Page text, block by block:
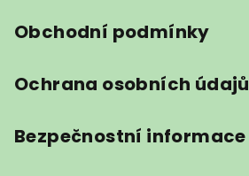
Obchodní podmínky
Ochrana osobních údajů
Bezpečnostní informace